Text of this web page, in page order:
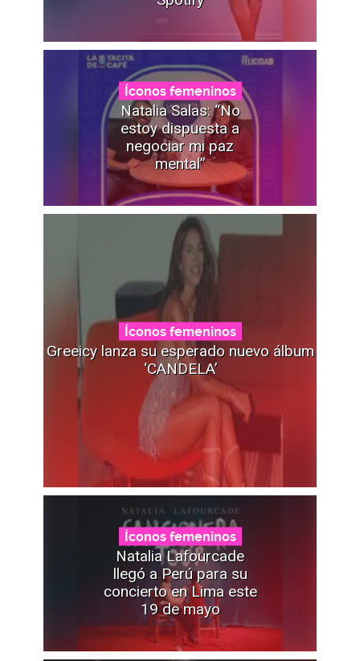
Íconos femeninos
Natalia Salas: “No
estoy dispuesta a
negociar mi paz
mental”
Íconos femeninos
Greeicy lanza su esperado nuevo álbum
‘CANDELA’
Íconos femeninos
Natalia Lafourcade
llegó a Perú para su
concierto en Lima este
19 de mayo